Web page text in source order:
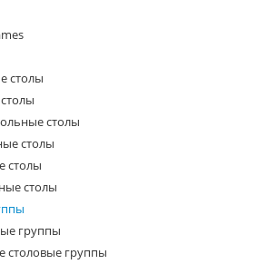
столы
столы
столы
столы
столы
группы
столовые группы